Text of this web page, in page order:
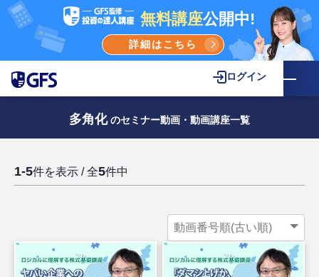
無料講座公開中!
詳細はこちら
ログイン
多角化 のセミナー動画・動画講座一覧
1-5件を表示 / 全5件中